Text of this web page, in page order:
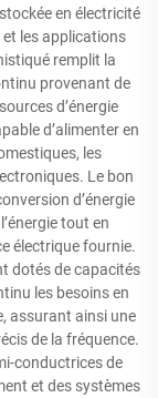
en électricité
les applications
remplit la
provenant de
d’énergie
d’alimenter en
les
Le bon
d’énergie
tout en
électrique fournie.
dotés de capacités
les besoins en
assurant ainsi une
de la fréquence.
conductrices de
et des systèmes